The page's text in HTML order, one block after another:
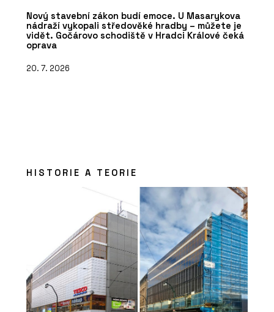
Nový stavební zákon budí emoce. U Masarykova
nádraží vykopali středověké hradby – můžete je
vidět. Gočárovo schodiště v Hradci Králové čeká
oprava
20. 7. 2026
HISTORIE A TEORIE